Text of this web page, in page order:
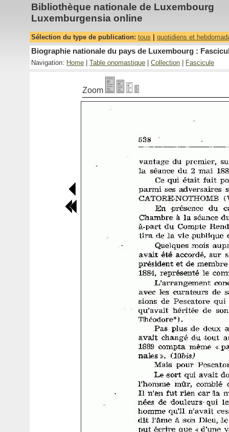
Bibliothèque nationale de Luxembourg
Luxemburgensia online
Sélection du type de publication: tous quotidiens et
Biographie nationale du pays de Luxembourg :
Navigation: Home Table onomastique Collection Fascicule
Zoom